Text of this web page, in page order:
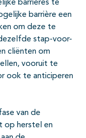
barrières te
barrière een
om deze te
stap-voor-
cliënten om
vooruit te
ook te anticiperen
van de
op herstel en